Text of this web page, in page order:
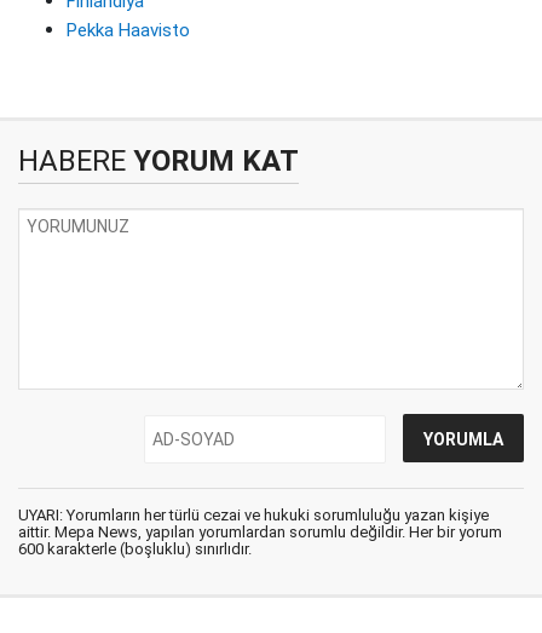
Pekka Haavisto
HABERE YORUM KAT
UYARI: Yorumların her türlü cezai ve hukuki sorumluluğu yazan kişiye
aittir. Mepa News, yapılan yorumlardan sorumlu değildir. Her bir yorum
600 karakterle (boşluklu) sınırlıdır.